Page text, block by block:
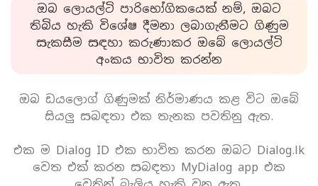
ඔබ ලොයල්ටි පාරිභෝගිකයෙක් නම්, ඔබට
තිබිය හැකි විශේෂ දීමනා ලබාගැනීමට ගිණුම
සැකසීම සඳහා කරුණාකර ඔබේ ලොයල්ටි
අංකය භාවිත කරන්න
ඔබ ඩයලොග් ගිණුමක් නිර්මාණය කළ විට ඔබේ
සියලු සබඳතා එක තැනක පවතිනු ඇත.
එක ම Dialog ID එක භාවිත කරන ඔබට Dialog.lk
වෙත එක් කරන සබඳතා MyDialog app එක